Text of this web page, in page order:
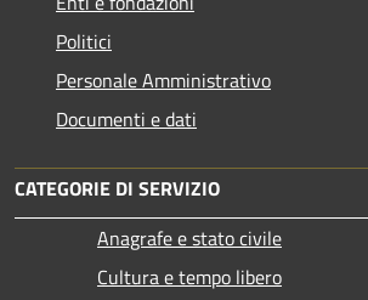
Politici
Personale Amministrativo
Documenti e dati
CATEGORIE DI SERVIZIO
Anagrafe e stato civile
Cultura e tempo libero